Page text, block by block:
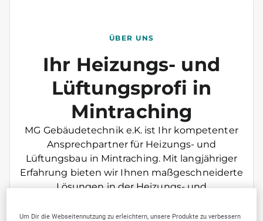
ÜBER UNS
Ihr Heizungs- und
Lüftungsprofi in
Mintraching
MG Gebäudetechnik e.K. ist Ihr kompetenter
Ansprechpartner für Heizungs- und
Lüftungsbau in Mintraching. Mit langjähriger
Erfahrung bieten wir Ihnen maßgeschneiderte
Lösungen in der Heizungs- und
Heizungsbaumeister sorgt für höchste
Um Dir die Webseitennutzung zu erleichtern, unsere Produkte zu verbessern